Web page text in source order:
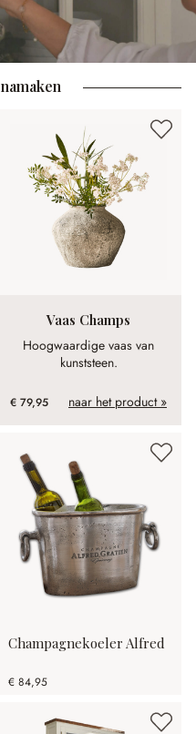
Vaas Champs
Hoogwaardige vaas van
kunststeen.
€ 79,95 naar het product »
Champagnekoeler Alfred
€ 84,95